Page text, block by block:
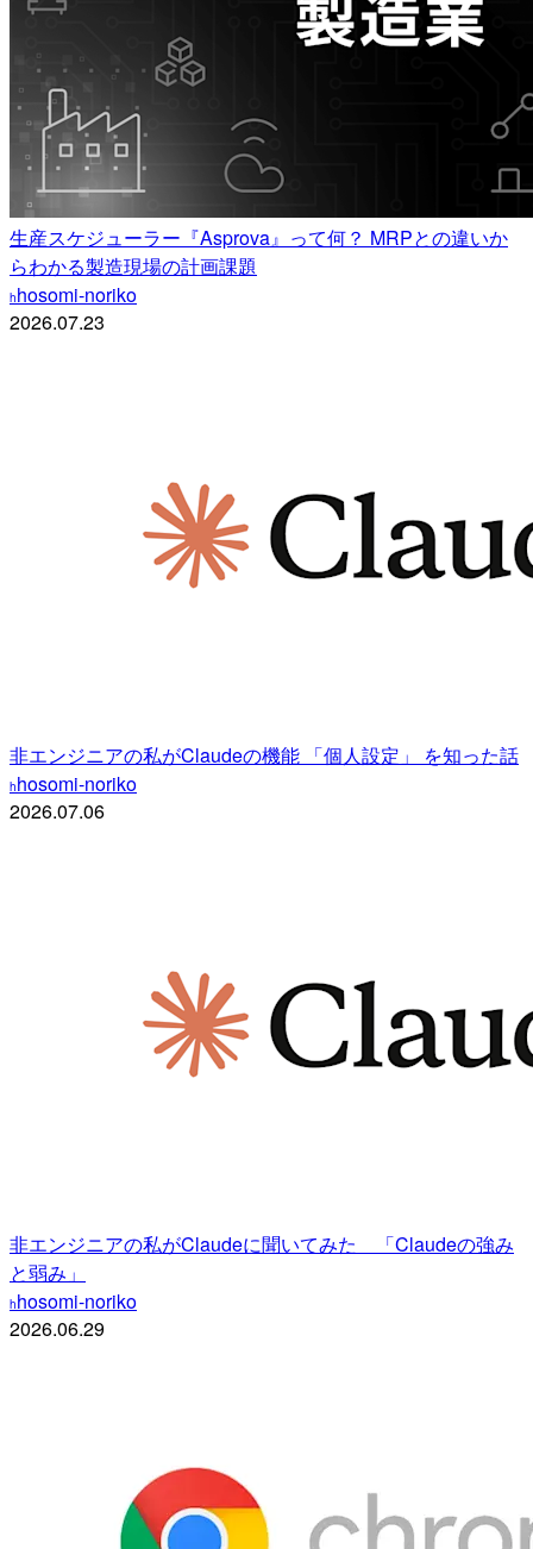
生産スケジューラー『Asprova』って何？ MRPとの違いか
らわかる製造現場の計画課題
hhosomi-noriko
2026.07.23
非エンジニアの私がClaudeの機能 「個人設定」 を知った話
hhosomi-noriko
2026.07.06
非エンジニアの私がClaudeに聞いてみた 「Claudeの強み
と弱み」
hhosomi-noriko
2026.06.29